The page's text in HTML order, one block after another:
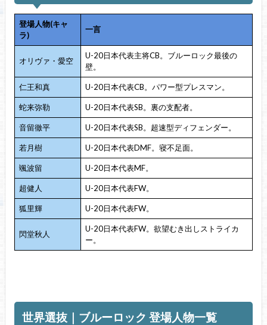
登場人物(キャ
ラ)
一言
オリヴァ・愛空
U-20日本代表主将CB。ブルーロック最後の
壁。
仁王和真 U-20日本代表CB。パワー型プレスマン。
蛇来弥勒 U-20日本代表SB。裏の支配者。
音留徹平 U-20日本代表SB。超速型ディフェンダー。
若月樹 U-20日本代表DMF。寝不足面。
颯波留 U-20日本代表MF。
超健人 U-20日本代表FW。
狐里輝 U-20日本代表FW。
閃堂秋人
U-20日本代表FW。欲望むき出しストライカ
ー。
世界選抜｜ブルーロック 登場人物一覧